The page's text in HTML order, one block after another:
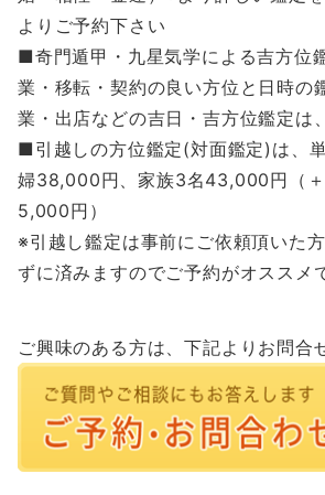
よりご予約下さい
■奇門遁甲・九星気学による吉方位
業・移転・契約の良い方位と日時の
業・出店などの吉日・吉方位鑑定
■引越しの方位鑑定(対面鑑定)は、
婦38,000円、家族3名43,000円（＋
5,000円）
※引越し鑑定は事前にご依頼頂いた
ずに済みますのでご予約がオススメ
ご興味のある方は、下記よりお問合